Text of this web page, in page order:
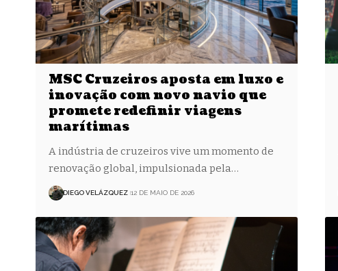
MSC Cruzeiros aposta em luxo e
inovação com novo navio que
promete redefinir viagens
marítimas
A indústria de cruzeiros vive um momento de
renovação global, impulsionada pela…
DIEGO VELÁZQUEZ 12 DE MAIO DE 2026